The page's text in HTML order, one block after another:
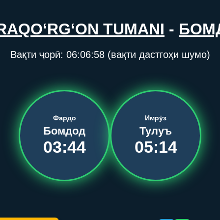
TUMANI -
Вақти ҷорӣ: 06:06:58(вақти дастгоҳи шумо)
Фардо
Бомдод
03:44
Имрӯз
Тулуъ
05:14